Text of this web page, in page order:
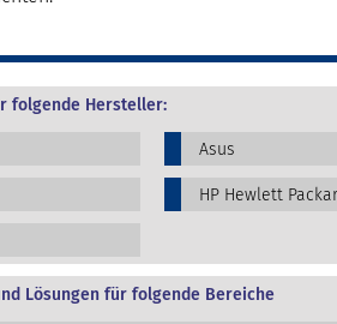
folgende Hersteller:
Asus
HP Hewlett
Lösungen für folgende Bereiche